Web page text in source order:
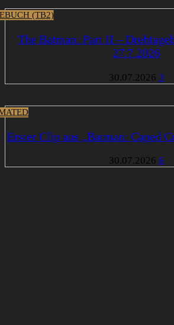
(TB2)
The Batman: Part II –
27.7.2026
30.07.2026 3
Erster Clip aus „Batman: Caped
30.07.2026 6